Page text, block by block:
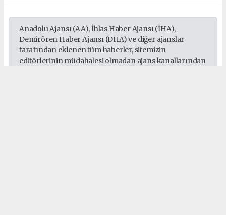
Anadolu Ajansı (AA), İhlas Haber Ajansı (İHA),
Demirören Haber Ajansı (DHA) ve diğer ajanslar
tarafından eklenen tüm haberler, sitemizin
editörlerinin müdahalesi olmadan ajans kanallarından